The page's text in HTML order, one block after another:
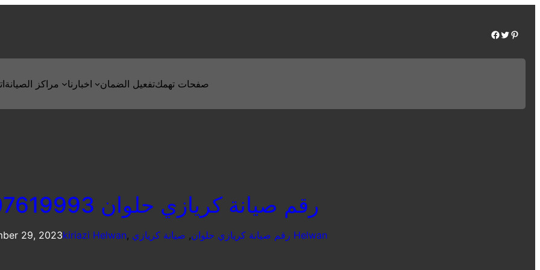
Facebook Twitter Pinterest
مراكز الصيانة اخبارنا تفعيل الضمانصفحات تهمك
رقم صيانة كريازي حلوان 01207619993
29, 2023kiriazi Helwan, رقم صيانة كريازي حلوان, صيانة كريازي Helwan